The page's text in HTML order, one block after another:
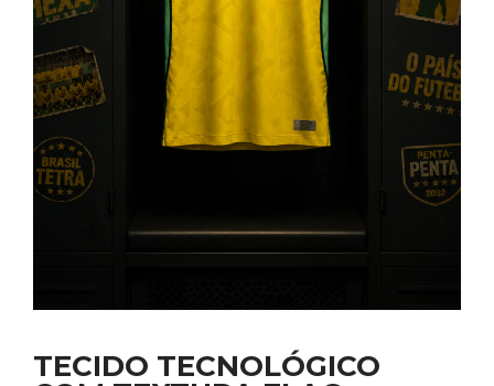
TECIDO TECNOLÓGICO